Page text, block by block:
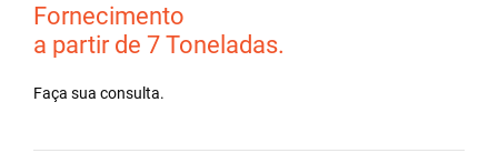
Fornecimento
a partir de 7 Toneladas.
Faça sua consulta.